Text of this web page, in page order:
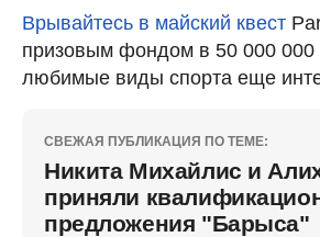
Врывайтесь в майский квест
призовым фондом в 50 000 000
любимые виды спорта еще
СВЕЖАЯ ПУБЛИКАЦИЯ ПО ТЕМЕ:
Никита Михайлис и
приняли
предложения "Барыса"